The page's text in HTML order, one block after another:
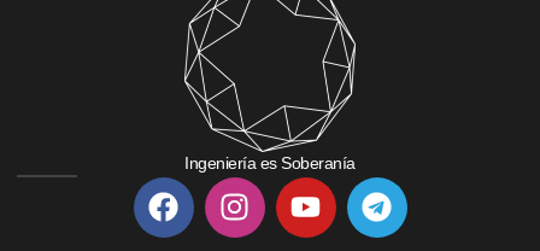
Ingeniería es Soberanía